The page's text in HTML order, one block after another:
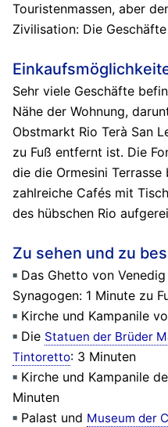
Touristenmassen, aber
Zivilisation: Die
Sehr viele Geschäfte
Nähe der Wohnung,
Obstmarkt Rio Terà San
zu Fuß entfernt ist. Die
die die Ormesini
zahlreiche Cafés mit
des hübschen Rio
Zu sehen und zu
Das Ghetto von
Synagogen: 1 Minute zu
Kirche und Kampanile
Die Statuen der Brüder
Tintoretto: 3 Minuten
Kirche und Kampanile
Minuten
Palast und Museum der